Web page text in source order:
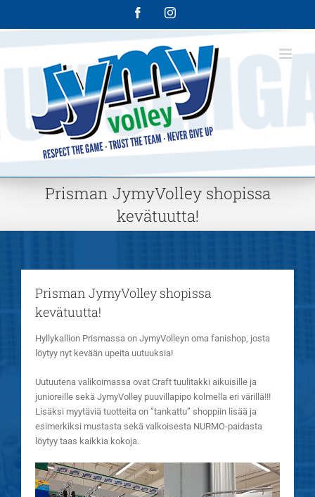
FacebookInstagram
Prisman JymyVolley shopissa
kevätuutta!
Prisman JymyVolley shopissa
kevätuutta!
Hyllykallion Prismassa on JymyVolleyn oma fanishop, josta
löytyy nyt kevään upeita uutuuksia!
Uutuutena valikoimassa ovat Craft tuulitakki aikuisille ja
junioreille sekä JymyVolley puuvillapipo kolmella eri värillä!!!
Lisäksi myytäviä tuotteita on ”tankattu” shoppiin lisää ja
esimerkiksi mustasta sekä valkoisesta NURMO-paidasta
löytyy taas kaikkia kokoja.